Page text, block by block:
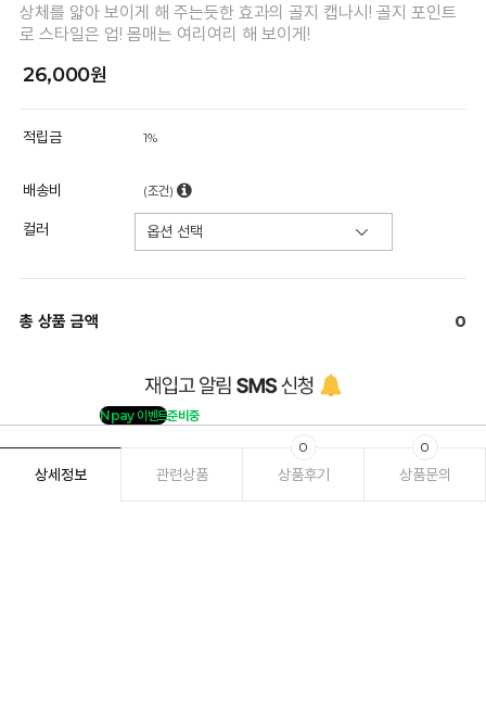
상체를 얇아 보이게 해 주는듯한 효과의 골지 캡나시! 골지 포인트
로 스타일은 업! 몸매는 여리여리 해 보이게!
26,000원
적립금 1%
배송비 (조건)
컬러
총 상품 금액 0
Npay 이벤트준비중
상세정보 관련상품 상품후기
0
상품문의
0